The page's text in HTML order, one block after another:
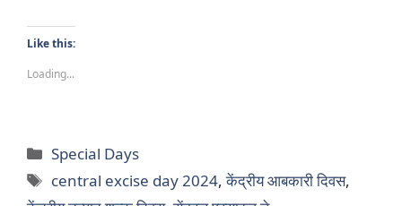
Like this:
Loading...
Categories
Special Days
Tags
central excise day 2024,केंद्रीय आबकारी दिवस,